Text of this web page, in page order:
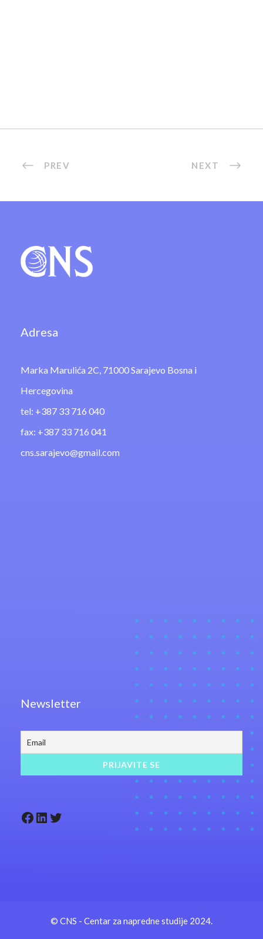
PREV NEXT
Adresa
Marka Marulića 2C, 71000 Sarajevo Bosna i
Hercegovina
tel: +387 33 716 040
fax: +387 33 716 041
cns.sarajevo@gmail.com
Newsletter
Facebook LinkedIn Twitter
© CNS - Centar za napredne studije 2024.